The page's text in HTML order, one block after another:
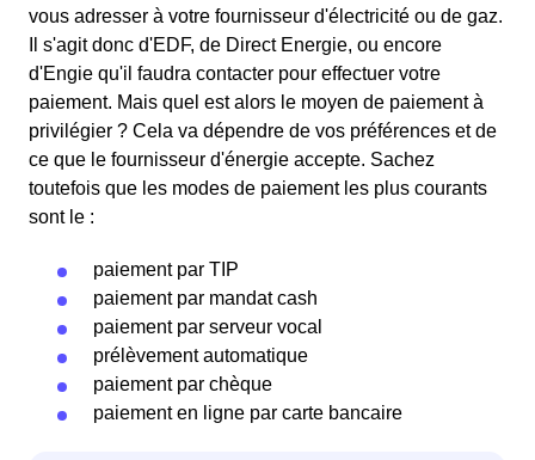
vous adresser à votre fournisseur d'électricité ou de gaz.
Il s'agit donc d'EDF, de Direct Energie, ou encore
d'Engie qu'il faudra contacter pour effectuer votre
paiement. Mais quel est alors le moyen de paiement à
privilégier ? Cela va dépendre de vos préférences et de
ce que le fournisseur d'énergie accepte. Sachez
toutefois que les modes de paiement les plus courants
sont le :
paiement par TIP
paiement par mandat cash
paiement par serveur vocal
prélèvement automatique
paiement par chèque
paiement en ligne par carte bancaire